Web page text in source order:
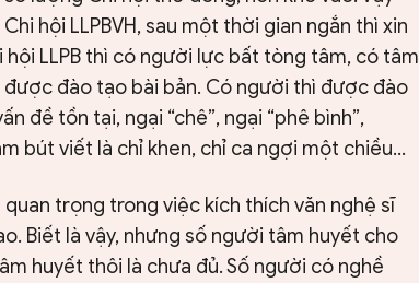
hội LLPBVH, sau một thời gian ngắn thì xin
LLPB thì có người lực bất tòng tâm, có tâm
được đào tạo bài bản. Có người thì được đào
đề tồn tại, ngại “chê”, ngại “phê bình”,
bút viết là chỉ khen, chỉ ca ngợi một chiều…
quan trọng trong việc kích thích văn nghệ sĩ
Biết là vậy, nhưng số người tâm huyết cho
huyết thôi là chưa đủ. Số người có nghề